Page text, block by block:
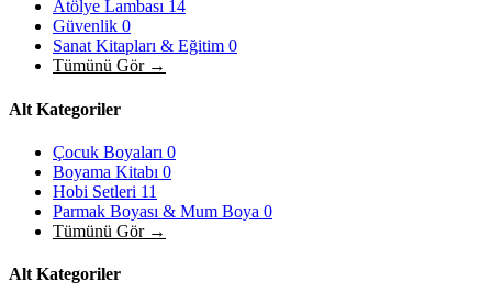
Atölye Lambası 14
Güvenlik 0
Sanat Kitapları & Eğitim 0
Tümünü Gör →
Alt Kategoriler
Çocuk Boyaları 0
Boyama Kitabı 0
Hobi Setleri 11
Parmak Boyası & Mum Boya 0
Tümünü Gör →
Alt Kategoriler